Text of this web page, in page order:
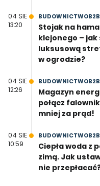
04 SIE
13:20
BUDOWNICTWOB2B
Stojak na
klejonego –
luksusową
w ogrodzie?
04 SIE
12:26
BUDOWNICTWOB2B
Magazyn
połącz
mniej za prąd!
04 SIE
10:59
BUDOWNICTWOB2B
Ciepła woda z
zimą. Jak
nie